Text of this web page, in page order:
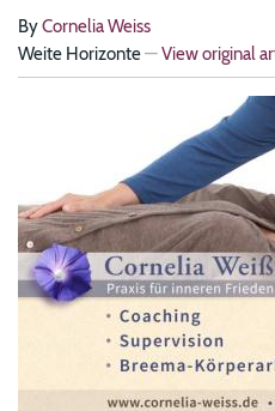
ByCornelia Weiss
Weite Horizonte—View original